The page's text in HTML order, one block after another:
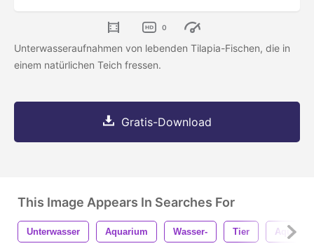
0
Unterwasseraufnahmen von lebenden Tilapia-Fischen, die in
einem natürlichen Teich fressen.
Gratis-Download
This Image Appears In Searches For
Unterwasser Aquarium Wasser- Tier